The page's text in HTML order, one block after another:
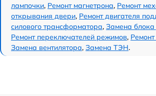
лампочки, Ремонт магнетрона, Ремонт
открывания двери, Ремонт двигателя
силового трансформатора, Замена блока
Ремонт переключателей режимов,
Замена вентилятора, Замена ТЭН.